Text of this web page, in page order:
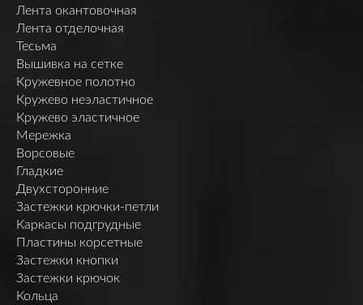
Лента окантовочная
Лента отделочная
Тесьма
Вышивка на сетке
Кружевное полотно
Кружево неэластичное
Кружево эластичное
Мережка
Ворсовые
Гладкие
Двухсторонние
Застежки крючки-петли
Каркасы подгрудные
Пластины корсетные
Застежки кнопки
Застежки крючок
Кольца